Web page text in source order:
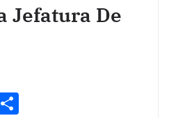
Jefatura De